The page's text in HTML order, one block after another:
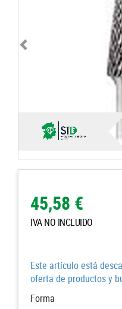
45,58 €
IVA NO INCLUIDO
Este artículo está
oferta de productos y
Forma